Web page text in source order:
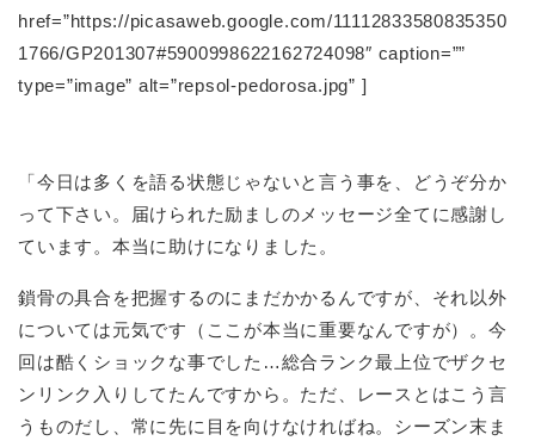
href=”https://picasaweb.google.com/11112833580835350
1766/GP201307#5900998622162724098″ caption=””
type=”image” alt=”repsol-pedorosa.jpg” ]
「今日は多くを語る状態じゃないと言う事を、どうぞ分か
って下さい。届けられた励ましのメッセージ全てに感謝し
ています。本当に助けになりました。
鎖骨の具合を把握するのにまだかかるんですが、それ以外
については元気です（ここが本当に重要なんですが）。今
回は酷くショックな事でした…総合ランク最上位でザクセ
ンリンク入りしてたんですから。ただ、レースとはこう言
うものだし、常に先に目を向けなければね。シーズン末ま